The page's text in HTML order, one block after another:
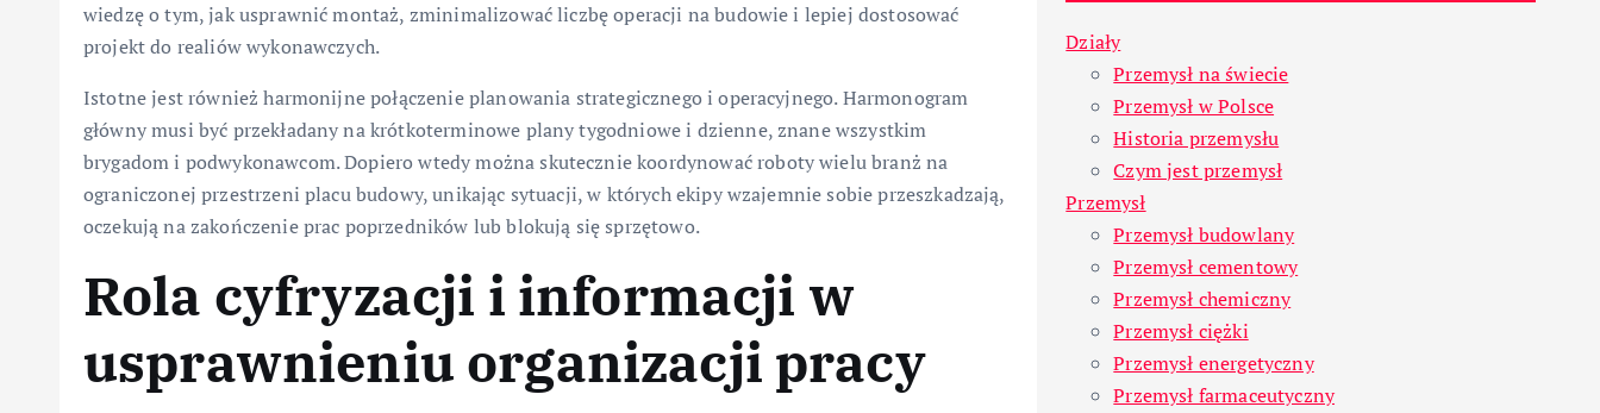
wiedzę o tym, jak usprawnić montaż, zminimalizować liczbę operacji na budowie i lepiej dostosować
projekt do realiów wykonawczych.
Istotne jest również harmonijne połączenie planowania strategicznego i operacyjnego. Harmonogram
główny musi być przekładany na krótkoterminowe plany tygodniowe i dzienne, znane wszystkim
brygadom i podwykonawcom. Dopiero wtedy można skutecznie koordynować roboty wielu branż na
ograniczonej przestrzeni placu budowy, unikając sytuacji, w których ekipy wzajemnie sobie przeszkadzają,
oczekują na zakończenie prac poprzedników lub blokują się sprzętowo.
Rola cyfryzacji i informacji w
usprawnieniu organizacji pracy
Działy
Przemysł na świecie
Przemysł w Polsce
Historia przemysłu
Czym jest przemysł
Przemysł
Przemysł budowlany
Przemysł cementowy
Przemysł chemiczny
Przemysł ciężki
Przemysł energetyczny
Przemysł farmaceutyczny